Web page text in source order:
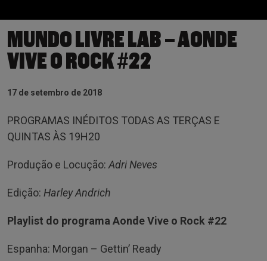
MUNDO LIVRE LAB – AONDE
VIVE O ROCK #22
17 de setembro de 2018
PROGRAMAS INÉDITOS TODAS AS TERÇAS E
QUINTAS ÀS 19H20
Produção e Locução: Adri Neves
Edição: Harley Andrich
Playlist do programa Aonde Vive o Rock #22
Espanha: Morgan – Gettin’ Ready